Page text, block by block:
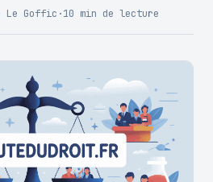
Le Goffic ·10 min de lecture